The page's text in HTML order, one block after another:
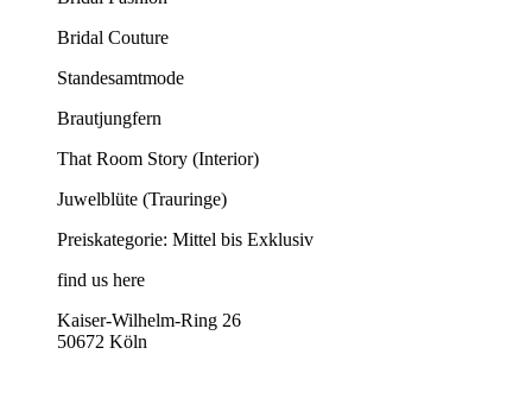
Bridal Couture
Standesamtmode
Brautjungfern
That Room Story (Interior)
Juwelblüte (Trauringe)
Preiskategorie: Mittel bis Exklusiv
find us here
Kaiser-Wilhelm-Ring 26
50672 Köln